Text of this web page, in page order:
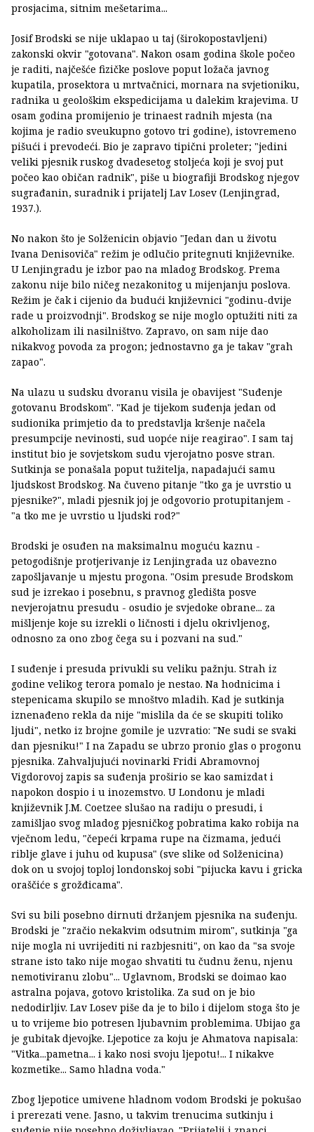
prosjacima, sitnim mešetarima...
Josif Brodski se nije uklapao u taj (širokopostavljeni)
zakonski okvir "gotovana". Nakon osam godina škole počeo
je raditi, najčešće fizičke poslove poput ložača javnog
kupatila, prosektora u mrtvačnici, mornara na svjetioniku,
radnika u geološkim ekspedicijama u dalekim krajevima. U
osam godina promijenio je trinaest radnih mjesta (na
kojima je radio sveukupno gotovo tri godine), istovremeno
pišući i prevodeći. Bio je zapravo tipični proleter; "jedini
veliki pjesnik ruskog dvadesetog stoljeća koji je svoj put
počeo kao običan radnik", piše u biografiji Brodskog njegov
sugrađanin, suradnik i prijatelj Lav Losev (Lenjingrad,
1937.).
No nakon što je Solženicin objavio "Jedan dan u životu
Ivana Denisoviča" režim je odlučio pritegnuti književnike.
U Lenjingradu je izbor pao na mladog Brodskog. Prema
zakonu nije bilo ničeg nezakonitog u mijenjanju poslova.
Režim je čak i cijenio da budući književnici "godinu-dvije
rade u proizvodnji". Brodskog se nije moglo optužiti niti za
alkoholizam ili nasilništvo. Zapravo, on sam nije dao
nikakvog povoda za progon; jednostavno ga je takav "grah
zapao".
Na ulazu u sudsku dvoranu visila je obavijest "Suđenje
gotovanu Brodskom". "Kad je tijekom suđenja jedan od
sudionika primjetio da to predstavlja kršenje načela
presumpcije nevinosti, sud uopće nije reagirao". I sam taj
institut bio je sovjetskom sudu vjerojatno posve stran.
Sutkinja se ponašala poput tužitelja, napadajući samu
ljudskost Brodskog. Na čuveno pitanje "tko ga je uvrstio u
pjesnike?", mladi pjesnik joj je odgovorio protupitanjem -
"a tko me je uvrstio u ljudski rod?"
Brodski je osuđen na maksimalnu moguću kaznu -
petogodišnje protjerivanje iz Lenjingrada uz obavezno
zapošljavanje u mjestu progona. "Osim presude Brodskom
sud je izrekao i posebnu, s pravnog gledišta posve
nevjerojatnu presudu - osudio je svjedoke obrane... za
mišljenje koje su izrekli o ličnosti i djelu okrivljenog,
odnosno za ono zbog čega su i pozvani na sud."
I suđenje i presuda privukli su veliku pažnju. Strah iz
godine velikog terora pomalo je nestao. Na hodnicima i
stepenicama skupilo se mnoštvo mladih. Kad je sutkinja
iznenađeno rekla da nije "mislila da će se skupiti toliko
ljudi", netko iz brojne gomile je uzvratio: "Ne sudi se svaki
dan pjesniku!" I na Zapadu se ubrzo pronio glas o progonu
pjesnika. Zahvaljujući novinarki Fridi Abramovnoj
Vigdorovoj zapis sa suđenja proširio se kao samizdat i
napokon dospio i u inozemstvo. U Londonu je mladi
književnik J.M. Coetzee slušao na radiju o presudi, i
zamišljao svog mladog pjesničkog pobratima kako robija na
vječnom ledu, "čepeći krpama rupe na čizmama, jedući
riblje glave i juhu od kupusa" (sve slike od Solženicina)
dok on u svojoj toploj londonskoj sobi "pijucka kavu i gricka
oraščiće s grožđicama".
Svi su bili posebno dirnuti držanjem pjesnika na suđenju.
Brodski je "zračio nekakvim odsutnim mirom", sutkinja "ga
nije mogla ni uvrijediti ni razbjesniti", on kao da "sa svoje
strane isto tako nije mogao shvatiti tu čudnu ženu, njenu
nemotiviranu zlobu"... Uglavnom, Brodski se doimao kao
astralna pojava, gotovo kristolika. Za sud on je bio
nedodirljiv. Lav Losev piše da je to bilo i dijelom stoga što je
u to vrijeme bio potresen ljubavnim problemima. Ubijao ga
je gubitak djevojke. Ljepotice za koju je Ahmatova napisala:
"Vitka...pametna... i kako nosi svoju ljepotu!... I nikakve
kozmetike... Samo hladna voda."
Zbog ljepotice umivene hladnom vodom Brodski je pokušao
i prerezati vene. Jasno, u takvim trenucima sutkinju i